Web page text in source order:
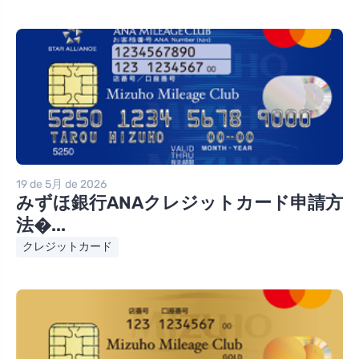
19 de 5月 de 2026
みずほ銀行ANAクレジットカード申請方
法�...
クレジットカード